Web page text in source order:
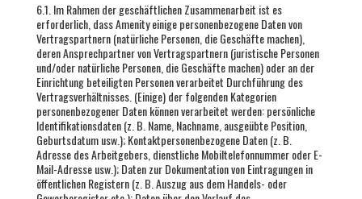
6.1. Im Rahmen der geschäftlichen Zusammenarbeit ist es
erforderlich, dass Amenity einige personenbezogene Daten von
Vertragspartnern (natürliche Personen, die Geschäfte machen),
deren Ansprechpartner von Vertragspartnern (juristische Personen
und/oder natürliche Personen, die Geschäfte machen) oder an der
Einrichtung beteiligten Personen verarbeitet Durchführung des
Vertragsverhältnisses. (Einige) der folgenden Kategorien
personenbezogener Daten können verarbeitet werden: persönliche
Identifikationsdaten (z. B. Name, Nachname, ausgeübte Position,
Geburtsdatum usw.); Kontaktpersonenbezogene Daten (z. B.
Adresse des Arbeitgebers, dienstliche Mobiltelefonnummer oder E-
Mail-Adresse usw.); Daten zur Dokumentation von Eintragungen in
öffentlichen Registern (z. B. Auszug aus dem Handels- oder